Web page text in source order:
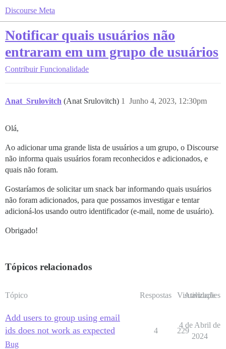
Discourse Meta
Notificar quais usuários não
entraram em um grupo de usuários
Contribuir Funcionalidade
Anat_Srulovitch (Anat Srulovitch) Junho 4, 2023, 12:30pm
1
Olá,
Ao adicionar uma grande lista de usuários a um grupo, o Discourse
não informa quais usuários foram reconhecidos e adicionados, e
quais não foram.
Gostaríamos de solicitar um snack bar informando quais usuários
não foram adicionados, para que possamos investigar e tentar
adicioná-los usando outro identificador (e-mail, nome de usuário).
Obrigado!
Tópicos relacionados
Tópico Respostas Visualizações
Atividade
Add users to group using email
ids does not work as expected
Bug
4 229
4 de Abril de
2024